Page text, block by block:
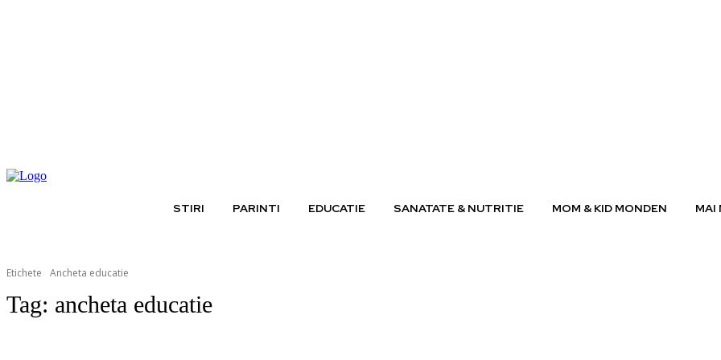
STIRI PARINTI EDUCATIE SANATATE & NUTRITIE MOM & KID MONDEN MAI
Etichete Ancheta educatie
Tag: ancheta educatie